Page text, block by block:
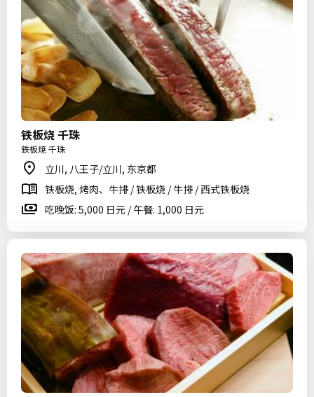
铁板烧 千珠
鉄板焼 千珠
立川, 八王子/立川, 东京都
铁板烧, 烤肉、牛排 / 铁板烧 / 牛排 / 西式铁板烧
吃晚饭: 5,000 日元 / 午餐: 1,000 日元